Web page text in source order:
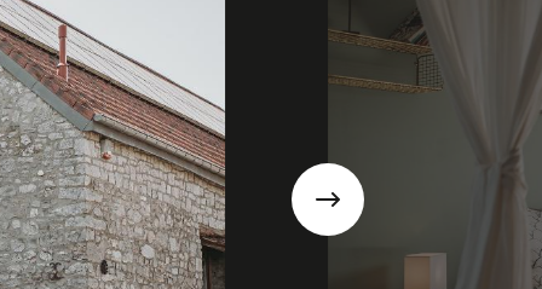
Suivant